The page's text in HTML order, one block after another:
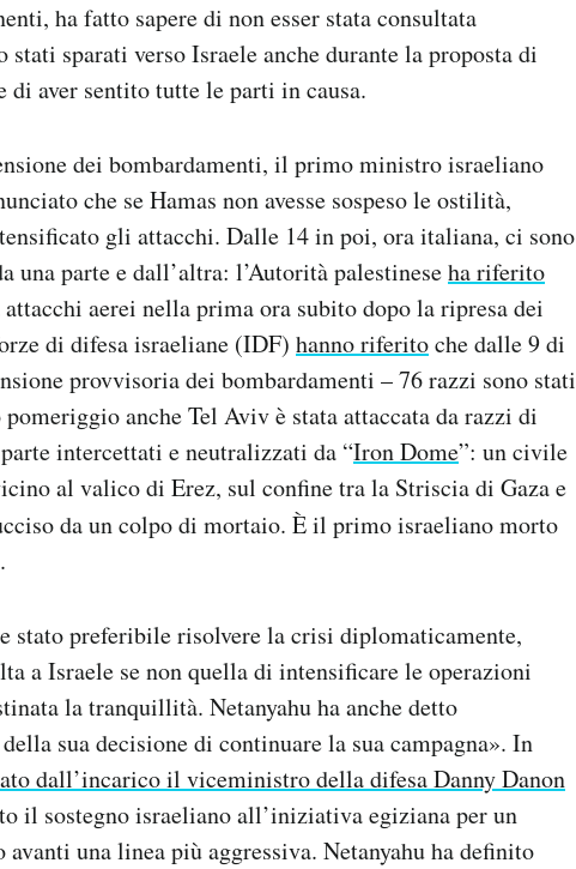
ha fatto sapere di non esser stata consultata
sparati verso Israele anche durante la proposta di
di aver sentito tutte le parti in causa.
dei bombardamenti, il primo ministro israeliano
che se Hamas non avesse sospeso le ostilità,
gli attacchi. Dalle 14 in poi, ora italiana, ci sono
una parte e dall’altra: l’Autorità palestineseha riferito
aerei nella prima ora subito dopo la ripresa dei
di difesa israeliane (IDF) hanno riferitoche dalle 9 di
provvisoria dei bombardamenti – 76 razzi sono stati
anche Tel Aviv è stata attaccata da razzi di
intercettati e neutralizzati da “Iron Dome”: un civile
al valico di Erez, sul confine tra la Striscia di Gaza e
da un colpo di mortaio. È il primo israeliano morto
stato preferibile risolvere la crisi diplomaticamente,
a Israele se non quella di intensificare le operazioni
la tranquillità. Netanyahu ha anche detto
sua decisione di continuare la sua campagna». In
dall’incarico il viceministro della difesa Danny Danon
il sostegno israeliano all’iniziativa egiziana per un
avanti una linea più aggressiva. Netanyahu ha definito